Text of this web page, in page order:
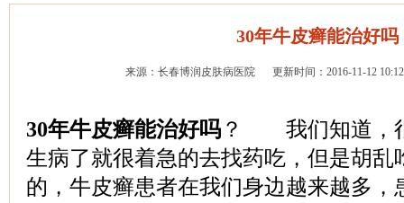
30年牛皮癣能治好吗
来源：长春博润皮肤病医院 更新时间：2016-11-12
30年牛皮癣能治好吗 ？ 我们知道，
生病了就很着急的去找药吃，但是胡乱
的，牛皮癣患者在我们身边越来越多，